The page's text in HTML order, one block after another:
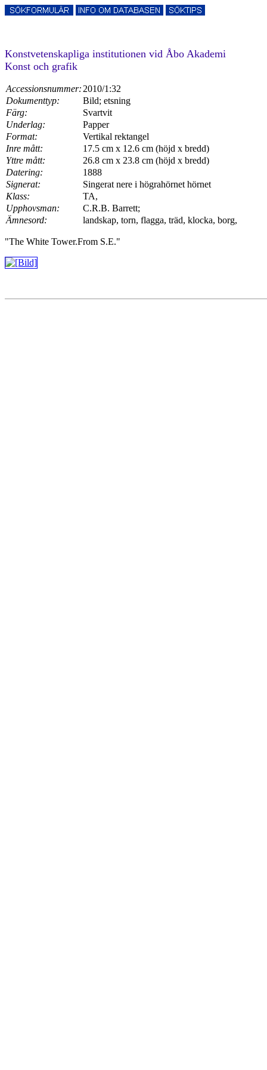
Konstvetenskapliga institutionen vid Åbo Akademi
Konst och grafik
Accessionsnummer: 2010/1:32
Dokumenttyp:
Bild; etsning
Färg:
Svartvit
Underlag:
Papper
Format:
Vertikal rektangel
Inre mått:
17.5 cm x 12.6 cm (höjd x bredd)
Yttre mått:
26.8 cm x 23.8 cm (höjd x bredd)
Datering:
1888
Signerat:
Singerat nere i högrahörnet hörnet
Klass:
TA,
Upphovsman:
C.R.B. Barrett;
Ämnesord:
landskap, torn, flagga, träd, klocka, borg,
"The White Tower.From S.E."